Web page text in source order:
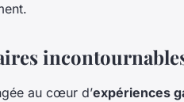
au cœur d’expériences